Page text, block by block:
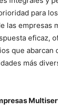
para
las empresas
eficaz,
que abarcan
más